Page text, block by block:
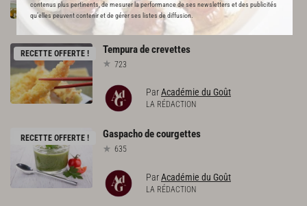
contenus plus pertinents, de mesurer la performance de ses newsletters et des publicités
qu’elles peuvent contenir et de gérer ses listes de diffusion.
ParAngèle Ferreux-Maeght
CHEF
RECETTE OFFERTE ! Tempuradecrevettes
723
ParAcadémie du Goût
LA RÉDACTION
RECETTE OFFERTE ! Gaspachodecourgettes
635
ParAcadémie du Goût
LA RÉDACTION